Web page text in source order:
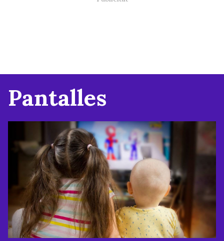
Pantalles